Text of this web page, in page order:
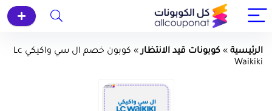
الرئيسية » كوبونات قيد الانتظار»
كوبون خصم ال سي واكيكي Lc
Waikiki